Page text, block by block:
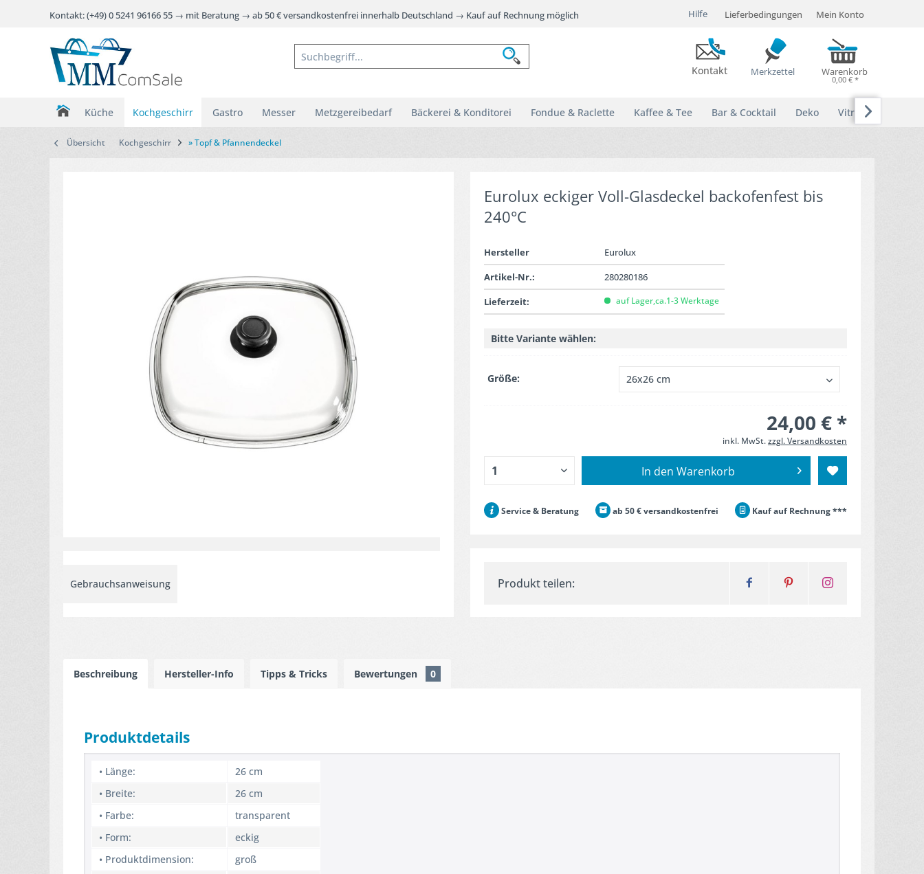
Hilfe Lieferbedingungen
Kontakt: (+49) 0 5241 96166 55 → mit Beratung → ab 50 € versandkostenfrei innerhalb Deutschland → Kauf auf Rechnung möglich
Kontakt Merkzettel
Mein Konto
Warenkorb
0,00 € *
Küche Kochgeschirr Gastro Messer Metzgereibedarf Bäckerei & Konditorei Fondue & Raclette Kaffee & Tee Bar & Cocktail Deko Vitrinen

Übersicht Kochgeschirr » Topf & Pfannendeckel
Gebrauchsanweisung
Eurolux eckiger Voll-Glasdeckel backofenfest bis
240°C
Hersteller
Eurolux
Artikel-Nr.:
280280186
Lieferzeit:
auf Lager,ca.1-3 Werktage
Bitte Variante wählen:
Größe:
24,00 € *
inkl. MwSt.zzgl. Versandkosten
In den Warenkorb
Service & Beratung ab 50 € versandkostenfrei Kauf auf Rechnung ***
Produkt teilen:
Beschreibung Hersteller-Info Tipps & Tricks Bewertungen 0
Produktdetails
• Länge:
26 cm
• Breite:
26 cm
• Farbe:
transparent
• Form:
eckig
• Produktdimension:
groß